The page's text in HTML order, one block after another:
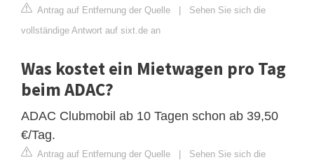
Antrag auf Entfernung der Quelle | Sehen Sie sich die
vollständige Antwort auf sixt.de an
Was kostet ein Mietwagen pro Tag
beim ADAC?
ADAC Clubmobil ab 10 Tagen schon ab 39,50
€/Tag.
Antrag auf Entfernung der Quelle | Sehen Sie sich die